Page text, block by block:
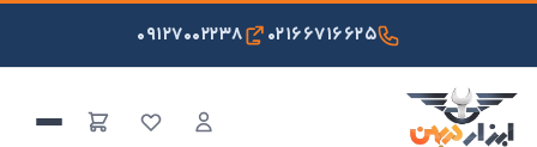
۰۲۱۶۶۷۱۶۶۲۵ ۰۹۱۲۷۰۰۲۲۳۸